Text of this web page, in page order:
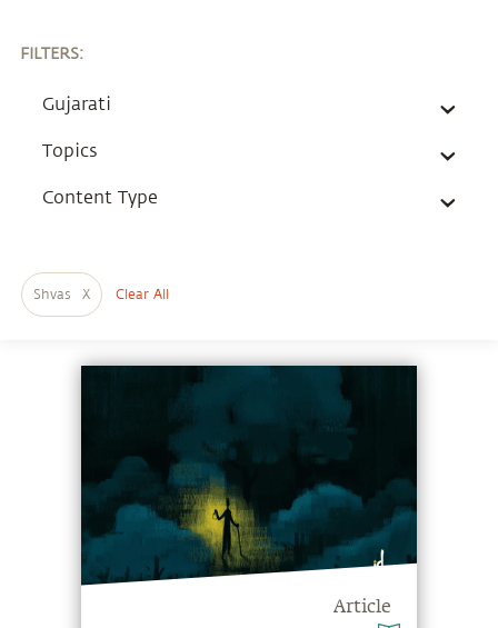
FILTERS:
Gujarati
Topics
Content Type
Shvas X Clear All
Article